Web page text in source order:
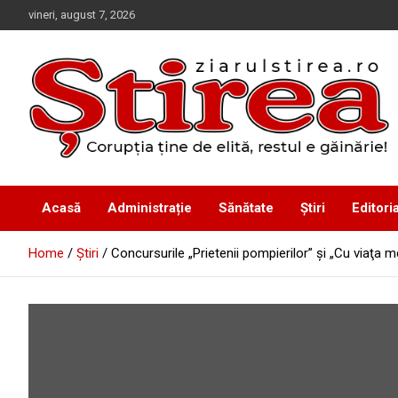
to
vineri, august 7, 2026
Ziarul Știrea
Acasă Administrație Sănătate Știri
Home Știri Concursurile „Prietenii pompierilor” şi „Cu viaţa